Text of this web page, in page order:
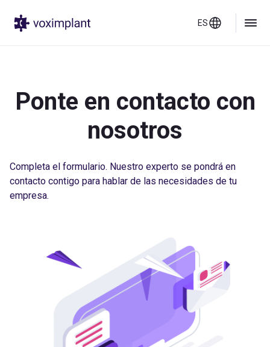
ES
Ponte en contacto con
nosotros
Completa el formulario. Nuestro experto se pondrá en
contacto contigo para hablar de las necesidades de tu
empresa.